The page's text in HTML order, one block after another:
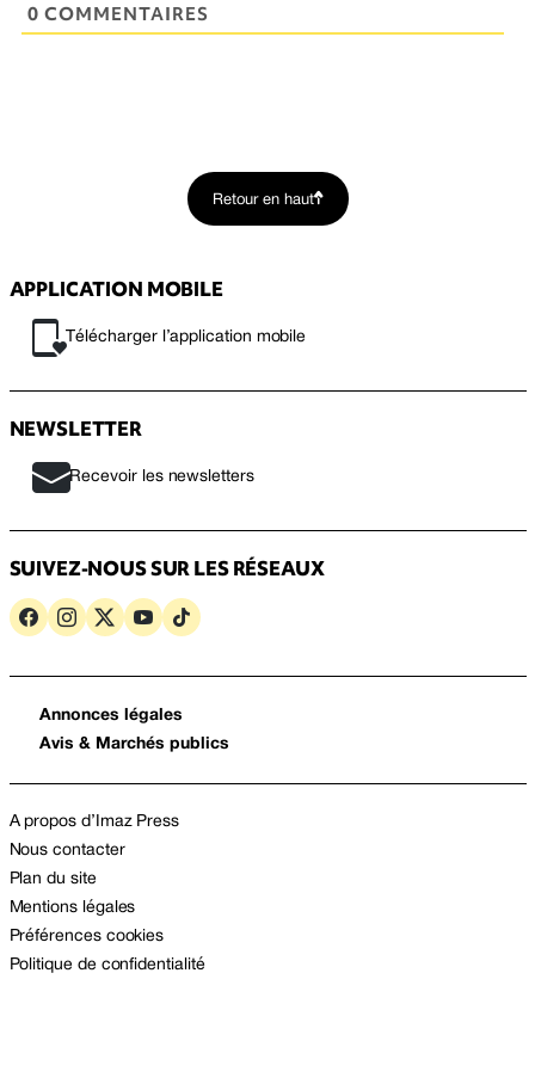
0 COMMENTAIRES
Retour en haut
APPLICATION MOBILE
Télécharger l’application mobile
NEWSLETTER
Recevoir les newsletters
SUIVEZ-NOUS SUR LES RÉSEAUX
Annonces légales
Avis & Marchés publics
A propos d’Imaz Press
Nous contacter
Plan du site
Mentions légales
Préférences cookies
Politique de confidentialité